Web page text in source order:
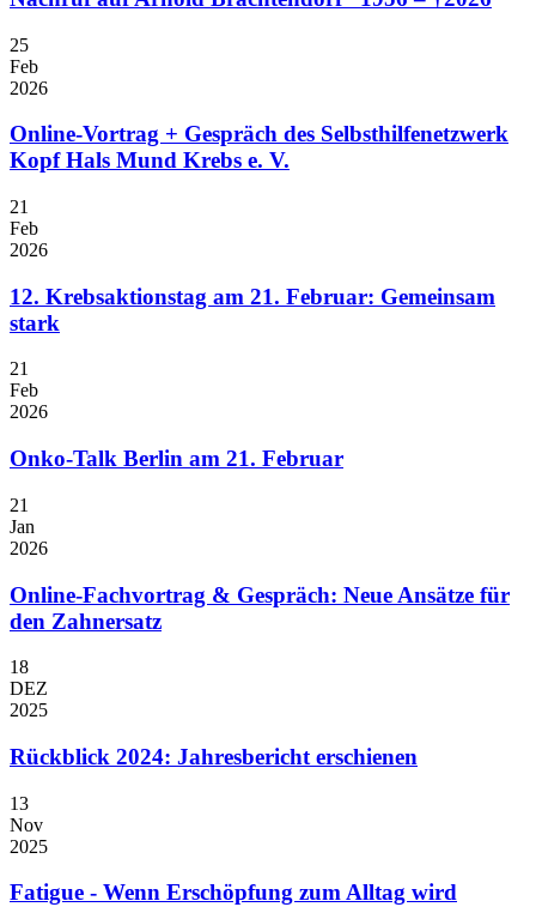
25
Feb
2026
Online-Vortrag + Gespräch des Selbsthilfenetzwerk
Kopf Hals Mund Krebs e. V.
21
Feb
2026
12. Krebsaktionstag am 21. Februar: Gemeinsam
stark
21
Feb
2026
Onko-Talk Berlin am 21. Februar
21
Jan
2026
Online-Fachvortrag & Gespräch: Neue Ansätze für
den Zahnersatz
18
DEZ
2025
Rückblick 2024: Jahresbericht erschienen
13
Nov
2025
Fatigue - Wenn Erschöpfung zum Alltag wird